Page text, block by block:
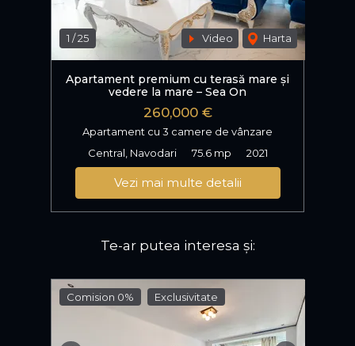
1 /25 Video Harta
Apartament premium cu terasă mare și
vedere la mare – Sea On
260,000 €
Apartament cu 3 camere de vânzare
Central, Navodari
75.6 mp 2021
Vezi mai multe detalii
Te-ar putea interesa și:
Comision 0% Exclusivitate